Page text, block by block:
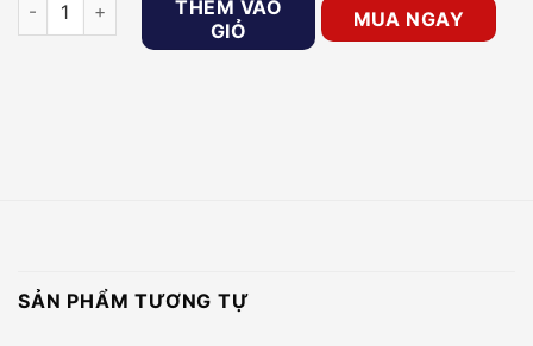
THÊM VÀO
GIỎ
MUA NGAY
SẢN PHẨM TƯƠNG TỰ